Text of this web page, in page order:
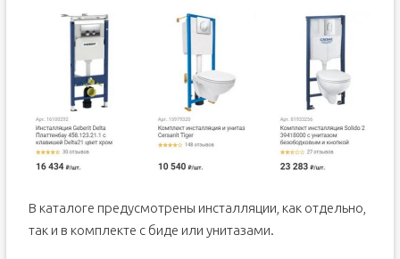
В каталоге предусмотрены инсталляции, как отдельно,
так и в комплекте с биде или унитазами.